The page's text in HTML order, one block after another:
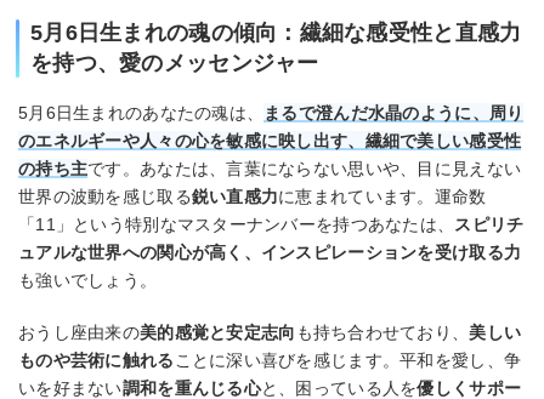
5月6日生まれの魂の傾向：繊細な感受性と直感力
を持つ、愛のメッセンジャー
5月6日生まれのあなたの魂は、
まるで澄んだ水晶のように、周り
のエネルギーや人々の心を敏感に映し出す、繊細で美しい感受性
の持ち主です。あなたは、言葉にならない思いや、目に見えない
世界の波動を感じ取る鋭い直感力に恵まれています。運命数
「11」という特別なマスターナンバーを持つあなたは、 スピリチ
ュアルな世界への関心が高く、インスピレーションを受け取る力
も強いでしょう。
おうし座由来の美的感覚と安定志向 も持ち合わせており、美しい
ものや芸術に触れる ことに深い喜びを感じます。平和を愛し、争
いを好まない調和を重んじる心と、困っている人を優しくサポー